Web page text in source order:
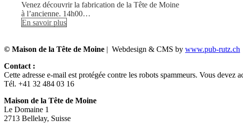
Venez découvrir la fabrication de la Tête de Moine
à l’ancienne. 14h00…
En savoir plus
© Maison de la Tête de Moine | Webdesign & CMS by www.pub-rutz.ch
Contact :
Cette adresse e-mail est protégée contre les robots spammeurs. Vous devez
Tél. +41 32 484 03 16
Maison de la Tête de Moine
Le Domaine 1
2713 Bellelay, Suisse